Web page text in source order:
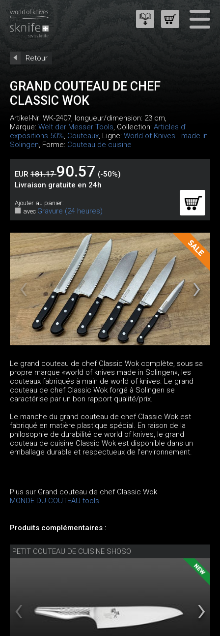
Retour
GRAND COUTEAU DE CHEF
CLASSIC WOK
Artikel-Nr: WK-2407, longueur/dimension: 23 cm,
Marque: Welt der Messer Tools, Collection: Articles d'
expositions 50%, Couteaux, Ligne: World of Knives - made in
Solingen, Forme: Couteau de cuisine
EUR 181.1790.57 (-50%)
Livraison gratuite en 24h
Ajouter au panier:
avec Gravure (24 heures)
Le grand couteau de chef Classic Wok complète, sous sa
propre marque «world of knives made in Solingen», les
couteaux fabriqués à main de world of knives. Le grand
couteau de chef Classic Wok forgé à Solingen se
caractérise par un bon rapport qualité/prix.
Le manche du grand couteau de chef Classic Wok est
fabriqué en matière plastique spécial. En raison de la
philosophie de durabilité de world of knives, le grand
couteau de cuisine Classic Wok est disponible dans un
emballage durable et respectueux de l'environnement.
Plus sur Grand couteau de chef Classic Wok
MONDE DU COUTEAU tools
Produits complémentaires :
PETIT COUTEAU DE CUISINE SHOSO